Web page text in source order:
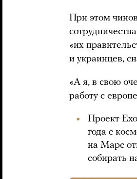
При этом
«их
и украинцев,
«А я, в свою
работу с
Проект
года с
на Марс
собирать